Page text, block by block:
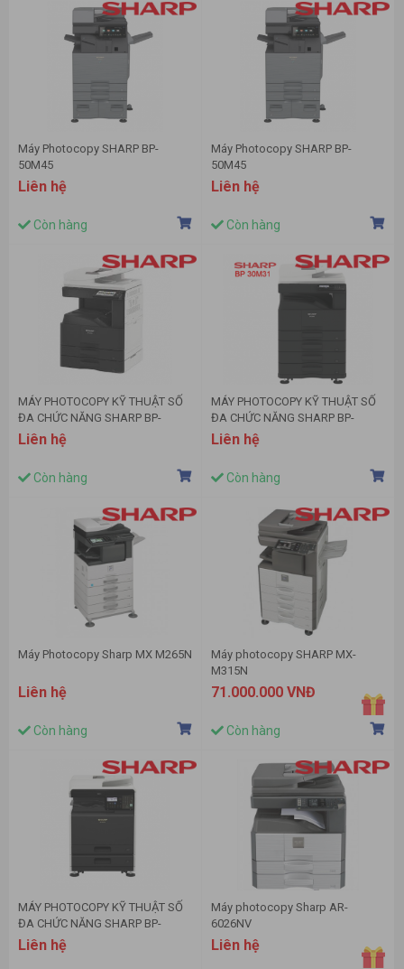
Máy Photocopy SHARP BP-
50M45
Liên hệ
Còn hàng
Máy Photocopy SHARP BP-
50M45
Liên hệ
Còn hàng
MÁY PHOTOCOPY KỸ THUẬT SỐ
ĐA CHỨC NĂNG SHARP BP-
30M35
Liên hệ
Còn hàng
MÁY PHOTOCOPY KỸ THUẬT SỐ
ĐA CHỨC NĂNG SHARP BP-
30M31
Liên hệ
Còn hàng
Máy Photocopy Sharp MX M265N
Liên hệ
Còn hàng
Máy photocopy SHARP MX-
M315N
71.000.000 VNĐ
Còn hàng
MÁY PHOTOCOPY KỸ THUẬT SỐ
ĐA CHỨC NĂNG SHARP BP-
20M28
Liên hệ
Máy photocopy Sharp AR-
6026NV
Liên hệ